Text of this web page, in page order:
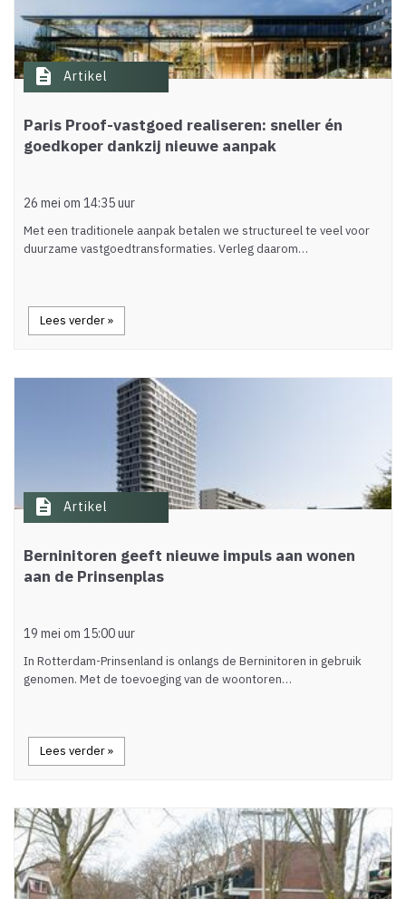
description Artikel
Paris Proof-vastgoed realiseren: sneller én
goedkoper dankzij nieuwe aanpak
26 mei om 14:35 uur
Met een traditionele aanpak betalen we structureel te veel voor
duurzame vastgoedtransformaties. Verleg daarom…
Lees verder »
description Artikel
Berninitoren geeft nieuwe impuls aan wonen
aan de Prinsenplas
19 mei om 15:00 uur
In Rotterdam-Prinsenland is onlangs de Berninitoren in gebruik
genomen. Met de toevoeging van de woontoren…
Lees verder »